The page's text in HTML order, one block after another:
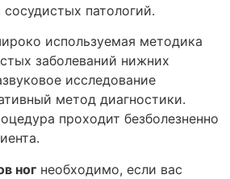
патологий.
используемая методика
заболеваний нижних
исследование
метод диагностики.
проходит безболезненно
ног необходимо, если вас